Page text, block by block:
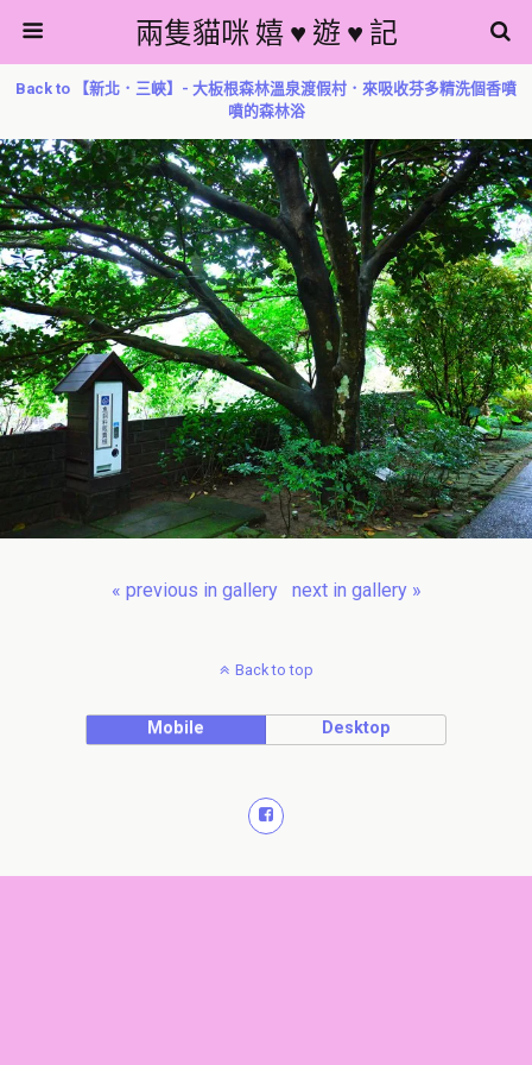
兩隻貓咪 嬉 ♥ 遊 ♥ 記
Back to 【新北．三峽】- 大板根森林溫泉渡假村．來吸收芬多精洗個香噴
噴的森林浴
« previous in gallery next in gallery »
Back to top
Mobile Desktop